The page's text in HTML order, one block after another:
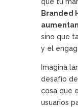
Branded
sino que
y el
Imagina
desafío
cosa que
usuarios